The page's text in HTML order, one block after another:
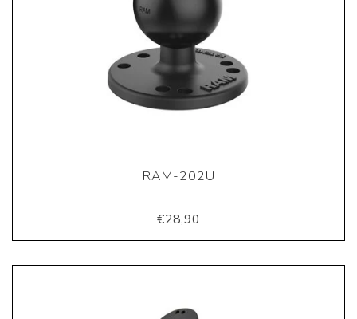
RAM-202U
€28,90